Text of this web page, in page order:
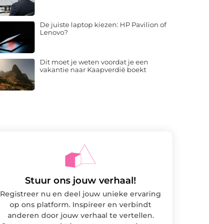
De juiste laptop kiezen: HP Pavilion of
Lenovo?
Dit moet je weten voordat je een
vakantie naar Kaapverdië boekt
Stuur ons jouw verhaal!
Registreer nu en deel jouw unieke ervaring
op ons platform. Inspireer en verbindt
anderen door jouw verhaal te vertellen.